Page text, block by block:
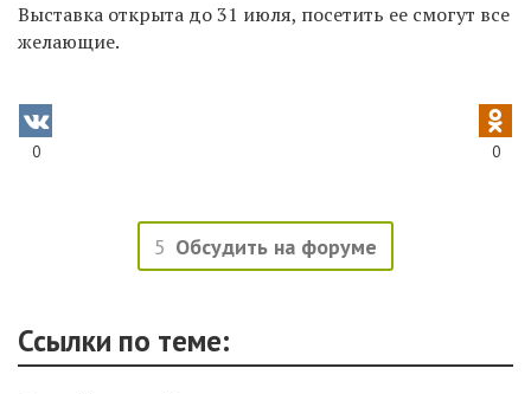
Выставка открыта до 31 июля, посетить ее смогут все
желающие.
0 0
5 Обсудить на форуме
Ссылки по теме: